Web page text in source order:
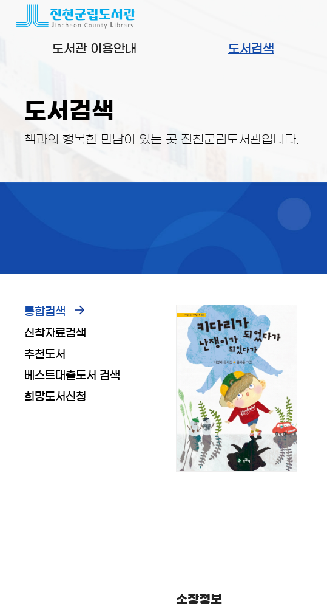
도서관 이용안내 도서검색
도서검색
책과의 행복한 만남이 있는 곳 진천군립도서관입니다.
통합검색
신착자료검색
추천도서
베스트대출도서 검색
희망도서신청
소장정보